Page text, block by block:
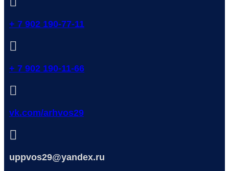
+ 7 902 190-77-11
+ 7 902 190-11-66
vk.com/arhvos29
uppvos29@yandex.ru